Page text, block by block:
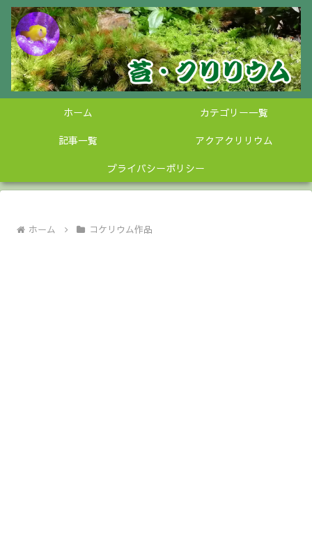
ホーム
カテゴリー一覧
記事一覧
アクアクリリウム
プライバシーポリシー
ホーム コケリウム作品